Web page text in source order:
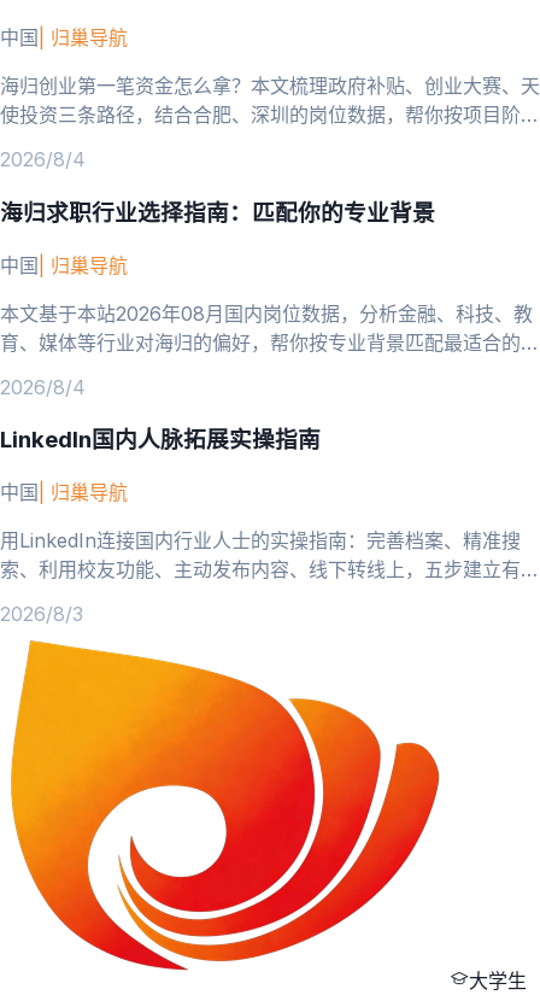
中国
归巢导航
海归创业第一笔资金怎么拿？本文梳理政府补贴、创业大赛、天
使投资三条路径，结合合肥、深圳的岗位数据，帮你按项目阶段
2026/8/4
海归求职行业选择指南：匹配你的专业背景
中国 归巢导航
本文基于本站2026年08月国内岗位数据，分析金融、科技、教
育、媒体等行业对海归的偏好，帮你按专业背景匹配最适合的求
2026/8/4
LinkedIn国内人脉拓展实操指南
中国
归巢导航
用LinkedIn连接国内行业人士的实操指南：完善档案、精准搜
索、利用校友功能、主动发布内容、线下转线上，五步建立有效
2026/8/3
大学生